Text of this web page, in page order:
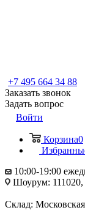
+7 495 664 34 88
Заказать звонок
Задать вопрос
Войти
Корзина0
10:00-19:00
Шоурум: 111020,
Склад: